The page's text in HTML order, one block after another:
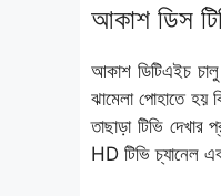
আকাশ ডিস
আকাশ ডিটিএইচ চালু
ঝামেলা পোহাতে হয়
তাছাড়া টিভি
HD টিভি চ্যানেল